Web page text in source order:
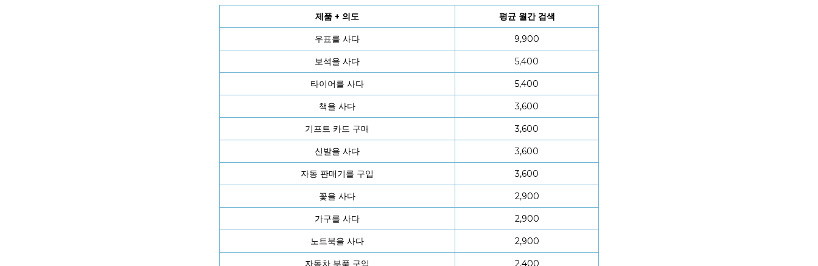
제품 + 의도 평균 월간 검색
우표를 사다 9,900
보석을 사다 5,400
타이어를 사다 5,400
책을 사다 3,600
기프트 카드 구매 3,600
신발을 사다 3,600
자동 판매기를 구입 3,600
꽃을 사다 2,900
가구를 사다 2,900
노트북을 사다 2,900
자동차 부품 구입 2,400